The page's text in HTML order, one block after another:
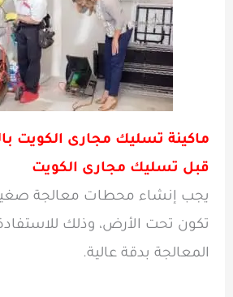
ماكينة تسليك مجارى الكويت
قبل تسليك مجارى الكويت
يجب إنشاء محطات معالجة
تكون تحت الأرض، وذلك
المعالجة بدقة عالية.